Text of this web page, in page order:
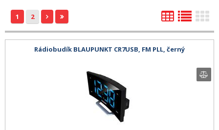
1 2
Rádiobudík BLAUPUNKT CR7USB, FM PLL, černý